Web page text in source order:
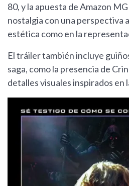
80, y la apuesta de Amazon
nostalgia con una perspectiva
estética como en la
El tráiler también incluye
saga, como la presencia de
detalles visuales inspirados en